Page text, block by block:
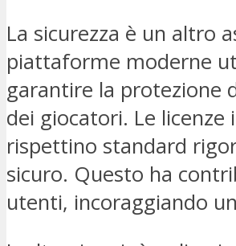
La sicurezza è un altro
piattaforme moderne
garantire la protezione
dei giocatori. Le licenze
rispettino standard
sicuro. Questo ha
utenti, incoraggiando